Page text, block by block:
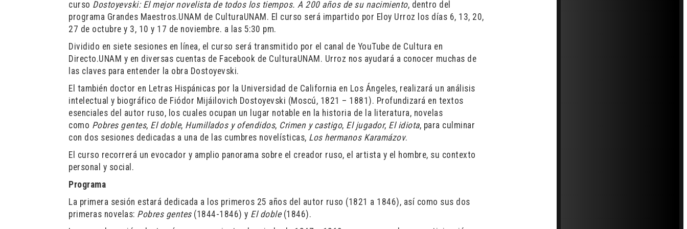
curso Dostoyevski: El mejor novelista de todos los tiempos. A 200 años de su nacimiento, dentro del
programa Grandes Maestros.UNAM de CulturaUNAM. El curso será impartido por Eloy Urroz los días 6, 13, 20,
27 de octubre y 3, 10 y 17 de noviembre. a las 5:30 pm.
Dividido en siete sesiones en línea, el curso será transmitido por el canal de YouTube de Cultura en
Directo.UNAM y en diversas cuentas de Facebook de CulturaUNAM. Urroz nos ayudará a conocer muchas de
las claves para entender la obra Dostoyevski.
El también doctor en Letras Hispánicas por la Universidad de California en Los Ángeles, realizará un análisis
intelectual y biográfico de Fiódor Mijáilovich Dostoyevski (Moscú, 1821 – 1881). Profundizará en textos
esenciales del autor ruso, los cuales ocupan un lugar notable en la historia de la literatura, novelas
como Pobres gentes, El doble, Humillados y ofendidos, Crimen y castigo, El jugador, El idiota, para culminar
con dos sesiones dedicadas a una de las cumbres novelísticas, Los hermanos Karamázov.
El curso recorrerá un evocador y amplio panorama sobre el creador ruso, el artista y el hombre, su contexto
personal y social.
Programa
La primera sesión estará dedicada a los primeros 25 años del autor ruso (1821 a 1846), así como sus dos
primeras novelas: Pobres gentes(1844-1846) y El doble(1846).